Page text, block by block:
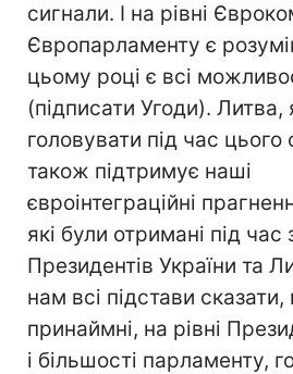
сигнали. І на рівні
Європарламенту є
цьому році є всі
(підписати Угоди). Литва,
головувати під час цього
також підтримує наші
євроінтеграційні
які були отримані під час
Президентів України та
нам всі підстави
принаймні, на рівні
і більшості парламенту,